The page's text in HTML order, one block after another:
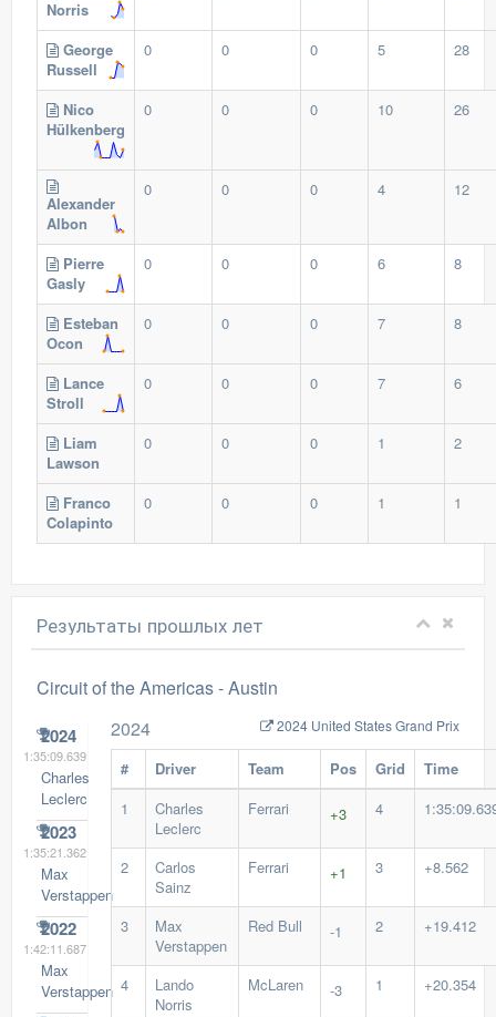
Norris
George
Russell
0 0 0 5 28
Nico
Hülkenberg
0 0 0 10 26
Alexander
Albon
0 0 0 4 12
Pierre
Gasly
0 0 0 6 8
Esteban
Ocon
0 0 0 7 8
Lance
Stroll
0 0 0 7 6
Liam
Lawson
0 0 0 1 2
Franco
Colapinto
0 0 0 1 1
Результаты прошлых лет
Circuit of the Americas -Austin
2024
1:35:09.639
Charles
Leclerc
2023
1:35:21.362
Max
Verstappen
2022
1:42:11.687
Max
Verstappen
2024 2024 United States Grand Prix
# Driver Team Pos Grid
Time
1
Charles
Leclerc
Ferrari +3 4
2
Carlos
Sainz
Ferrari +1 3 +8.562
3
Max
Verstappen
Red Bull -1 2 +19.412
4
Lando
Norris
McLaren -3 1 +20.354